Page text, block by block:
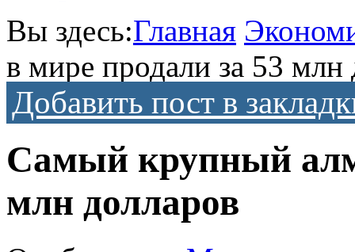
Вы здесь:Главная
в мире продали за 53 млн
Добавить пост в
Самый крупный
млн долларов